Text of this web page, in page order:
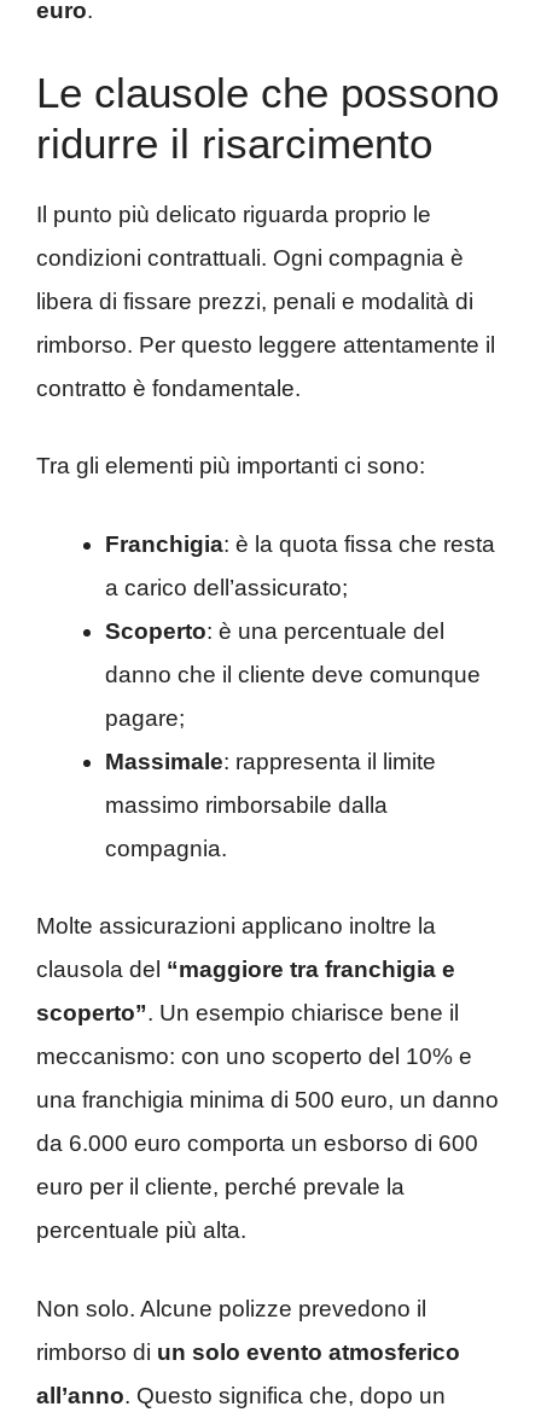
euro.
Le clausole che possono
ridurre il risarcimento
Il punto più delicato riguarda proprio le
condizioni contrattuali. Ogni compagnia è
libera di fissare prezzi, penali e modalità di
rimborso. Per questo leggere attentamente il
contratto è fondamentale.
Tra gli elementi più importanti ci sono:
Franchigia: è la quota fissa che resta
a carico dell’assicurato;
Scoperto: è una percentuale del
danno che il cliente deve comunque
pagare;
Massimale: rappresenta il limite
massimo rimborsabile dalla
compagnia.
Molte assicurazioni applicano inoltre la
clausola del “maggiore tra franchigia e
scoperto”. Un esempio chiarisce bene il
meccanismo: con uno scoperto del 10% e
una franchigia minima di 500 euro, un danno
da 6.000 euro comporta un esborso di 600
euro per il cliente, perché prevale la
percentuale più alta.
Non solo. Alcune polizze prevedono il
rimborso di un solo evento atmosferico
all’anno. Questo significa che, dopo un